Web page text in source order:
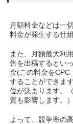
月額料金などは一
料金が発生する仕
また、月額最大利
告を出稿するとい
金(この料金をCPC
することができま
位が決まります。
質も影響します。）
よって、競争率の